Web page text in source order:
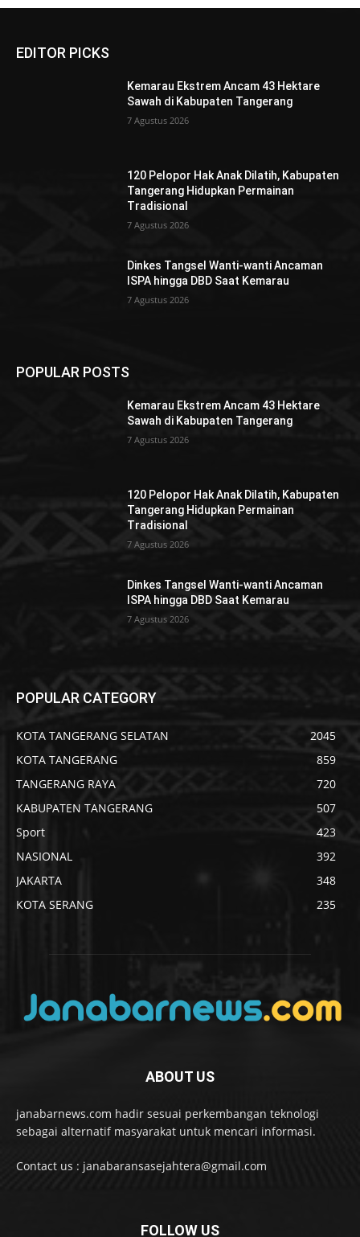
EDITOR PICKS
Kemarau Ekstrem Ancam 43 Hektare
Sawah di Kabupaten Tangerang
7 Agustus 2026
120 Pelopor Hak Anak Dilatih, Kabupaten
Tangerang Hidupkan Permainan
Tradisional
7 Agustus 2026
Dinkes Tangsel Wanti-wanti Ancaman
ISPA hingga DBD Saat Kemarau
7 Agustus 2026
POPULAR POSTS
Kemarau Ekstrem Ancam 43 Hektare
Sawah di Kabupaten Tangerang
7 Agustus 2026
120 Pelopor Hak Anak Dilatih, Kabupaten
Tangerang Hidupkan Permainan
Tradisional
7 Agustus 2026
Dinkes Tangsel Wanti-wanti Ancaman
ISPA hingga DBD Saat Kemarau
7 Agustus 2026
POPULAR CATEGORY
KOTA TANGERANG SELATAN
2045
KOTA TANGERANG
859
TANGERANG RAYA
720
KABUPATEN TANGERANG
507
Sport
423
NASIONAL
392
JAKARTA
348
KOTA SERANG
235
ABOUT US
janabarnews.com hadir sesuai perkembangan teknologi
sebagai alternatif masyarakat untuk mencari informasi.
Contact us : janabaransasejahtera@gmail.com
FOLLOW US